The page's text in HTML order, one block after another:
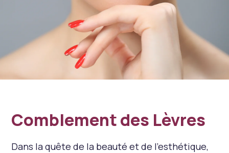
Comblement des Lèvres
Dans la quête de la beauté et de l'esthétique,